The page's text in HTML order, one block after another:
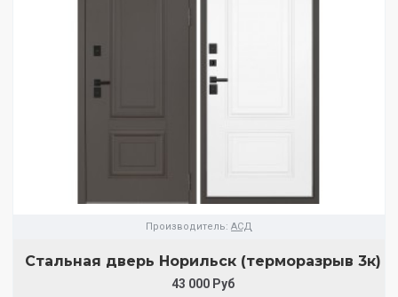
Производитель: АСД
Стальная дверь Норильск (терморазрыв 3к)
43 000 Руб